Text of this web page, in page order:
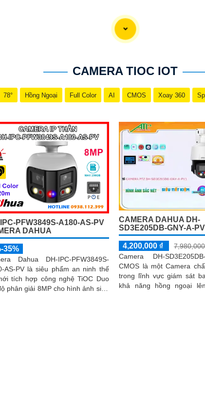
ảnh từ camera IP báo động qua ứng dụng di động hoặc trên
năng ghi hình và lưu trữ dữ liệu, bạn có thể xem lại những
CAMERA TIOC IOT
78° Hồng Ngoại Full Color AI CMOS Xoay 360
PFW3849S-A180-AS-PV
DAHUA
35%
Dahua DH-IPC-PFW3849S-
AS-PV là siêu phẩm an ninh thế
tích hợp công nghệ TiOC Duo
phân giải 8MP cho hình ảnh siêu
CAMERA DAHUA DH-
SD3E205DB-GNY-A-
4,200,000 ₫
Camera DH-SD3E205DB-
CMOS là một Camera
trong lĩnh vực giám sát ban
khả năng hồng ngoại